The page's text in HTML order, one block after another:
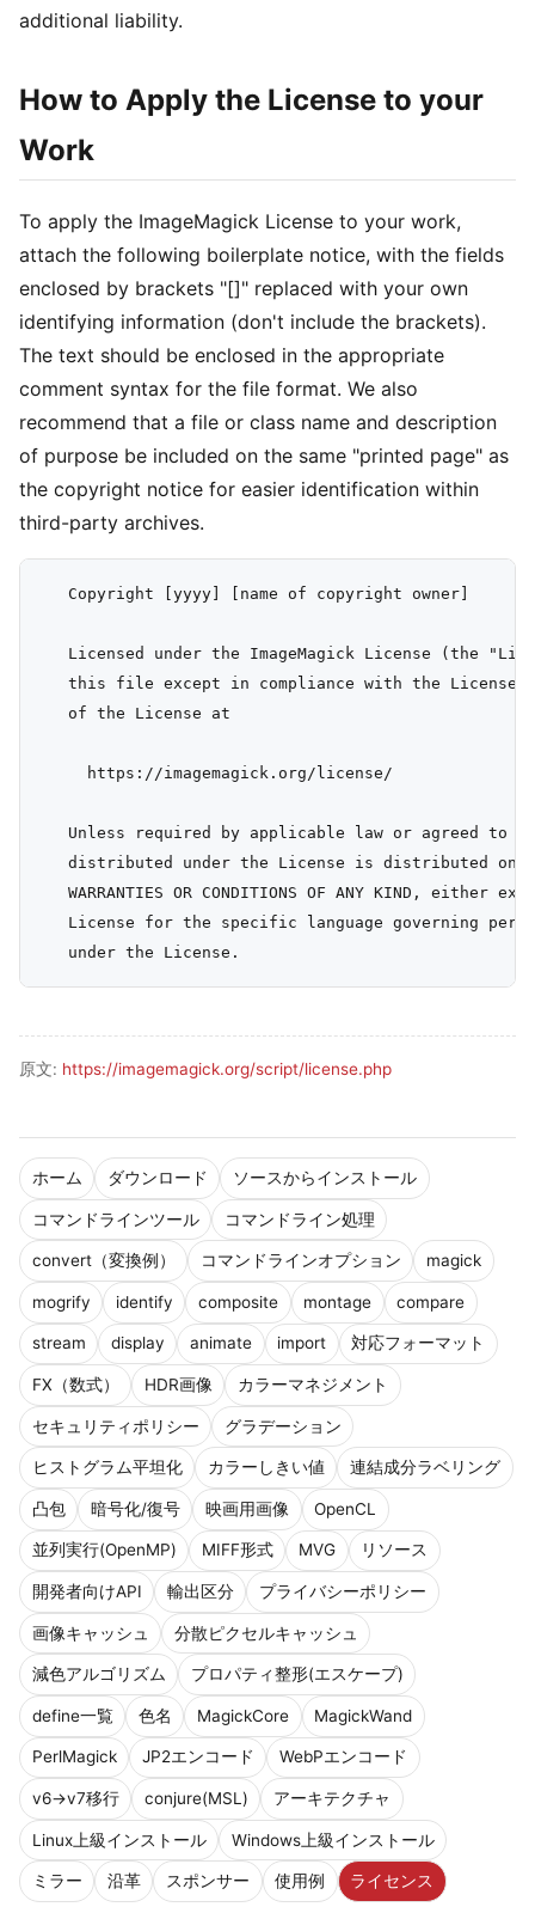
ホーム ダウンロード ソースからインストール
コマンドラインツール コマンドライン処理
convert（変換例） コマンドラインオプション magick
mogrify identify composite montage compare
stream display animate import 対応フォーマット
FX（数式） HDR画像 カラーマネジメント
セキュリティポリシー グラデーション
ヒストグラム平坦化 カラーしきい値 連結成分ラベリング
凸包 暗号化/復号 映画用画像 OpenCL
並列実行(OpenMP) MIFF形式 MVG リソース
開発者向けAPI 輸出区分 プライバシーポリシー
画像キャッシュ 分散ピクセルキャッシュ
減色アルゴリズム プロパティ整形(エスケープ)
define一覧 色名 MagickCore MagickWand
PerlMagick JP2エンコード WebPエンコード
v6→v7移行 conjure(MSL) アーキテクチャ
Linux上級インストール Windows上級インストール
ミラー 沿革 スポンサー 使用例 ライセンス
additional liability.
How to Apply the License to your
Work
To apply the ImageMagick License to your work,
attach the following boilerplate notice, with the fields
enclosed by brackets "[]" replaced with your own
identifying information (don't include the brackets).
The text should be enclosed in the appropriate
comment syntax for the file format. We also
recommend that a file or class name and description
of purpose be included on the same "printed page" as
the copyright notice for easier identification within
third-party archives.
   Copyright [yyyy] [name of copyright owner]
Licensed under the ImageMagick License (the
this file except in compliance with the License.
   of the License at
     https://imagemagick.org/license/
Unless required by applicable law or agreed to
distributed under the License is distributed on
WARRANTIES OR CONDITIONS OF ANY KIND, either
License for the specific language governing
原文: https://imagemagick.org/script/license.php